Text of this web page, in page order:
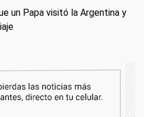
un Papa visitó la Argentina y